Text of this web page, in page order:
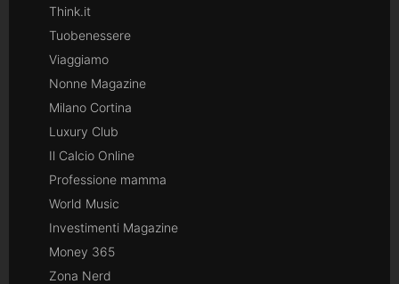
Think.it
Tuobenessere
Viaggiamo
Nonne Magazine
Milano Cortina
Luxury Club
Il Calcio Online
Professione mamma
World Music
Investimenti Magazine
Money 365
Zona Nerd